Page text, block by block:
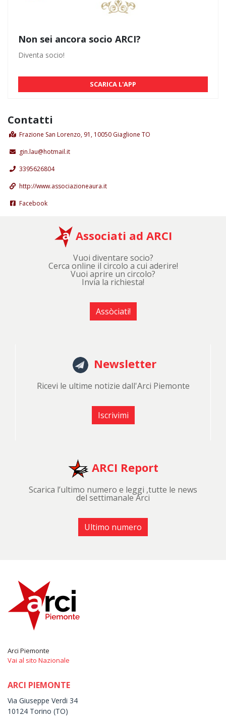
Non sei ancora socio ARCI?
Diventa socio!
SCARICA L'APP
Contatti
Frazione San Lorenzo, 91, 10050 Giaglione TO
gin.lau@hotmail.it
3395626804
http://www.associazioneaura.it
Facebook
Associati ad ARCI
Vuoi diventare socio?
Cerca online il circolo a cui aderire!
Vuoi aprire un circolo?
Invia la richiesta!
Assòciati!
Newsletter
Ricevi le ultime notizie dall'Arci Piemonte
Iscrivimi
ARCI Report
Scarica l’ultimo numero e leggi ,tutte le news
del settimanale Arci
Ultimo numero
Arci Piemonte
Vai al sito Nazionale
ARCI PIEMONTE
Via Giuseppe Verdi 34
10124 Torino (TO)